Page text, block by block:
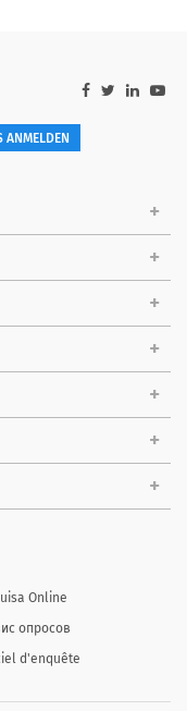
ANMELDEN
Online
опросов
d'enquête